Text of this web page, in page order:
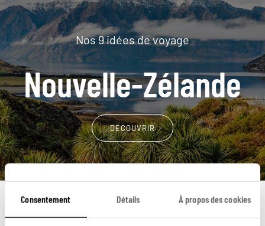
Consentement Détails À propos des cookies
Nos 9 idées de voyage
Nouvelle-Zélande
DÉCOUVRIR